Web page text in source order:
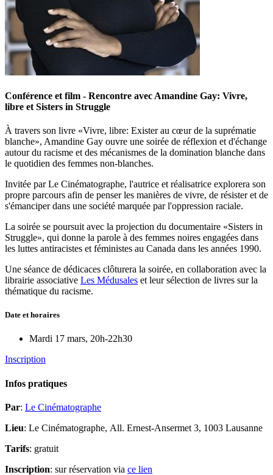
Conférence et film - Rencontre avec Amandine Gay: Vivre,
libre et Sisters in Struggle
À travers son livre «Vivre, libre: Exister au cœur de la suprématie
blanche», Amandine Gay ouvre une soirée de réflexion et d'échange
autour du racisme et des mécanismes de la domination blanche dans
le quotidien des femmes non-blanches.
Invitée par Le Cinématographe, l'autrice et réalisatrice explorera son
propre parcours afin de penser les manières de vivre, de résister et de
s'émanciper dans une société marquée par l'oppression raciale.
La soirée se poursuit avec la projection du documentaire «Sisters in
Struggle», qui donne la parole à des femmes noires engagées dans
les luttes antiracistes et féministes au Canada dans les années 1990.
Une séance de dédicaces clôturera la soirée, en collaboration avec la
librairie associative Les Médusales et leur sélection de livres sur la
thématique du racisme.
Date et horaires
Mardi 17 mars, 20h-22h30
Inscription
Infos pratiques
Par: Le Cinématographe
Lieu: Le Cinématographe, All. Ernest-Ansermet 3, 1003 Lausanne
Tarifs: gratuit
Inscription: sur réservation via ce lien